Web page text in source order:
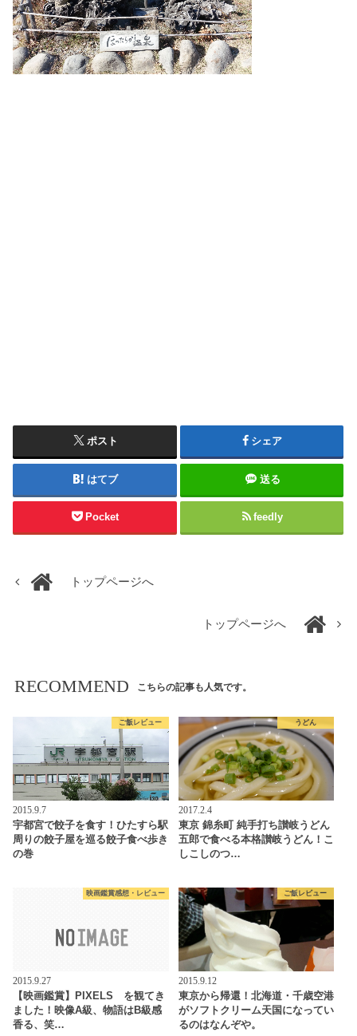
ポスト シェア
はてブ 送る
Pocket feedly
トップページへ
トップページへ
RECOMMEND こちらの記事も人気です。
ご飯レビュー
2015.9.7
宇都宮で餃子を食す！ひたすら駅
周りの餃子屋を巡る餃子食べ歩き
の巻
うどん
2017.2.4
東京 錦糸町 純手打ち讃岐うどん
五郎で食べる本格讃岐うどん！こ
しこしのつ…
映画鑑賞感想・レビュー
2015.9.27
【映画鑑賞】PIXELS を観てき
ました！映像A級、物語はB級感
香る、笑…
ご飯レビュー
2015.9.12
東京から帰還！北海道・千歳空港
がソフトクリーム天国になってい
るのはなんぞや。